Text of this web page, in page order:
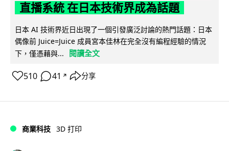
直播系統 在日本技術界成為話題
日本 AI 技術界近日出現了一個引發廣泛討論的熱門話題：日本
偶像前 Juice=Juice 成員宮本佳林在完全沒有編程經驗的情況
下，僅憑藉與...
閱讀全文
510 41 ↗ 分享
商業科技 3D 打印